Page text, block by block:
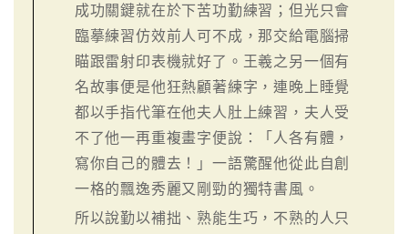
成功關鍵就在於下苦功勤練習；但光只會
臨摹練習仿效前人可不成，那交給電腦掃
瞄跟雷射印表機就好了。王羲之另一個有
名故事便是他狂熱顧著練字，連晚上睡覺
都以手指代筆在他夫人肚上練習，夫人受
不了他一再重複畫字便說：「人各有體，
寫你自己的體去！」一語驚醒他從此自創
一格的飄逸秀麗又剛勁的獨特書風。
所以說勤以補拙、熟能生巧，不熟的人只